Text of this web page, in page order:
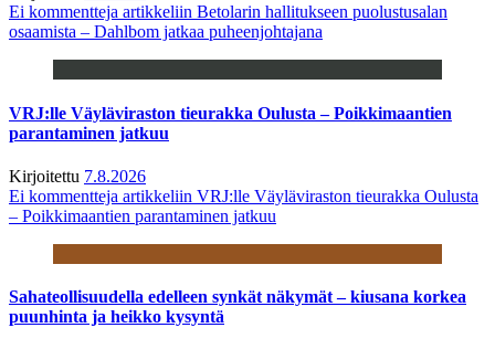
Ei kommentteja artikkeliin Betolarin hallitukseen puolustusalan
osaamista – Dahlbom jatkaa puheenjohtajana
VRJ:lle Väyläviraston tieurakka Oulusta – Poikkimaantien
parantaminen jatkuu
Kirjoitettu 7.8.2026
Ei kommentteja artikkeliin VRJ:lle Väyläviraston tieurakka Oulusta
– Poikkimaantien parantaminen jatkuu
Sahateollisuudella edelleen synkät näkymät – kiusana korkea
puunhinta ja heikko kysyntä